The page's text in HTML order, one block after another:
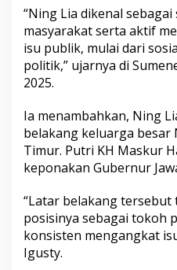
m
e
n
e
“Ning Lia dikenal
masyarakat serta aktif
isu publik, mulai dari
politik,” ujarnya di
2025.
Ia menambahkan, Ning
belakang keluarga besar
Timur. Putri KH Maskur
keponakan Gubernur
“Latar belakang
posisinya sebagai tokoh
konsisten mengangkat
Igusty.